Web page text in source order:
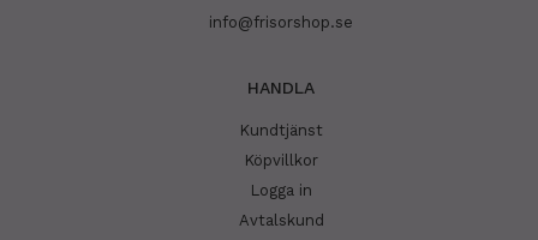
info@frisorshop.se
HANDLA
Kundtjänst
Köpvillkor
Logga in
Avtalskund